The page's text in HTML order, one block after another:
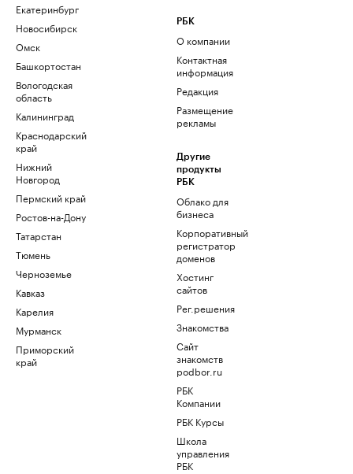
Екатеринбург
Новосибирск
Омск
Башкортостан
Вологодская
область
Калининград
Краснодарский
край
Нижний
Новгород
Пермский край
Ростов-на-Дону
Татарстан
Тюмень
Черноземье
Кавказ
Карелия
Мурманск
Приморский
край
РБК
О компании
Контактная
информация
Редакция
Размещение
рекламы
Другие
продукты
РБК
Облако для
бизнеса
Корпоративный
регистратор
доменов
Хостинг
сайтов
Рег.решения
Знакомства
Сайт
знакомств
podbor.ru
РБК
Компании
РБК Курсы
Школа
управления
РБК